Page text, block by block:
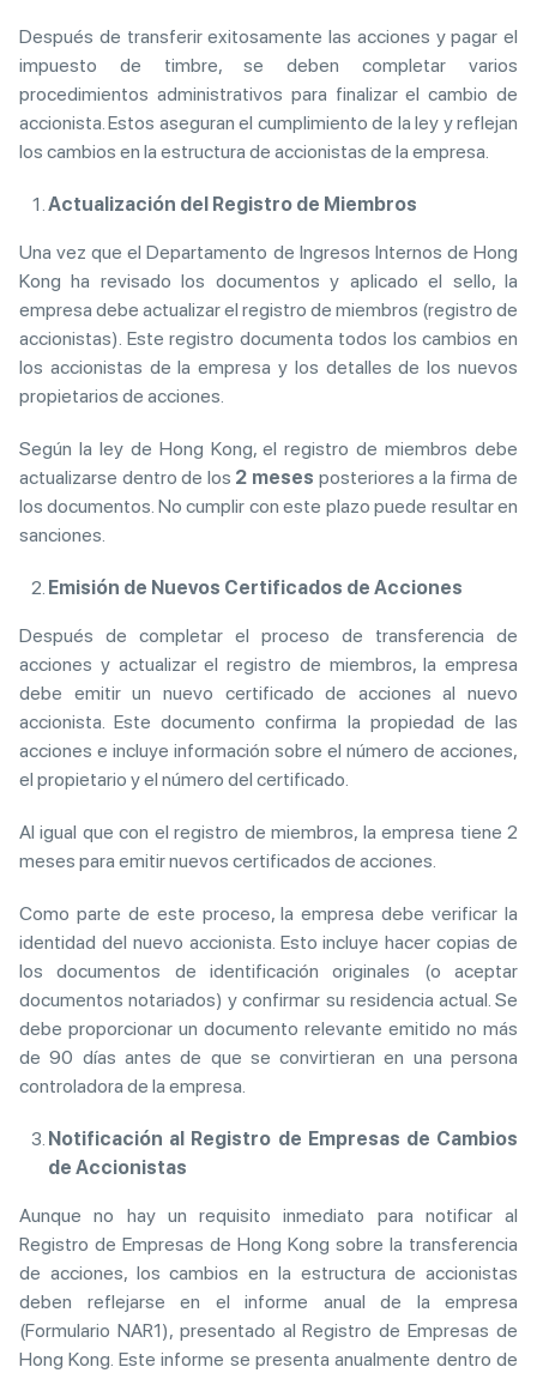
Después de transferir exitosamente las acciones y pagar el
impuesto de timbre, se deben completar varios
procedimientos administrativos para finalizar el cambio de
accionista. Estos aseguran el cumplimiento de la ley y reflejan
los cambios en la estructura de accionistas de la empresa.
Actualización del Registro de Miembros
Una vez que el Departamento de Ingresos Internos de Hong
Kong ha revisado los documentos y aplicado el sello, la
empresa debe actualizar el registro de miembros (registro de
accionistas). Este registro documenta todos los cambios en
los accionistas de la empresa y los detalles de los nuevos
propietarios de acciones.
Según la ley de Hong Kong, el registro de miembros debe
actualizarse dentro de los 2 meses posteriores a la firma de
los documentos. No cumplir con este plazo puede resultar en
sanciones.
Emisión de Nuevos Certificados de Acciones
Después de completar el proceso de transferencia de
acciones y actualizar el registro de miembros, la empresa
debe emitir un nuevo certificado de acciones al nuevo
accionista. Este documento confirma la propiedad de las
acciones e incluye información sobre el número de acciones,
el propietario y el número del certificado.
Al igual que con el registro de miembros, la empresa tiene 2
meses para emitir nuevos certificados de acciones.
Como parte de este proceso, la empresa debe verificar la
identidad del nuevo accionista. Esto incluye hacer copias de
los documentos de identificación originales (o aceptar
documentos notariados) y confirmar su residencia actual. Se
debe proporcionar un documento relevante emitido no más
de 90 días antes de que se convirtieran en una persona
controladora de la empresa.
Notificación al Registro de Empresas de Cambios
de Accionistas
Aunque no hay un requisito inmediato para notificar al
Registro de Empresas de Hong Kong sobre la transferencia
de acciones, los cambios en la estructura de accionistas
deben reflejarse en el informe anual de la empresa
(Formulario NAR1), presentado al Registro de Empresas de
Hong Kong. Este informe se presenta anualmente dentro de